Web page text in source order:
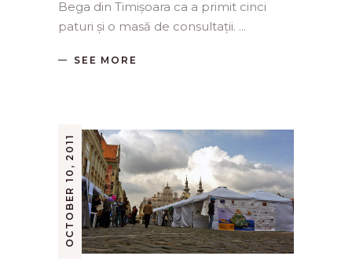
Bega din Timișoara ca a primit cinci
paturi și o masă de consultații.
SEE MORE
OCTOBER 10, 2011